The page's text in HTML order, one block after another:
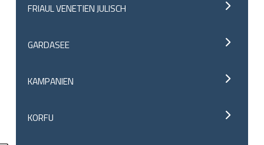
FRIAUL VENETIEN JULISCH
GARDASEE
KAMPANIEN
KORFU